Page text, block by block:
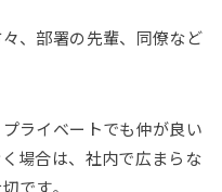
、部署の先輩、同僚など
ライベートでも仲が良い
場合は、社内で広まらな
です。